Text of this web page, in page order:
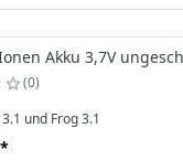
Akku 3,7V
0
und Frog 3.1
*